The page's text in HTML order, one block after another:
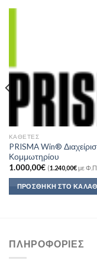
ΚΆΘΕΤΕΣ
PRISMA Win®
Κομμωτηρίου
1.000,00€ (1.240,00€με
ΠΡΟΣΘΉΚΗ ΣΤΟ
ΠΛΗΡΟΦΟΡΊΕΣ